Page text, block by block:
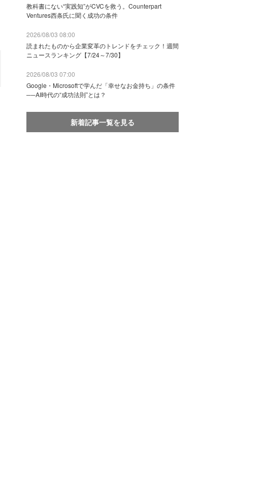
教科書にない“実践知”がCVCを救う。Counterpart
Ventures西条氏に聞く成功の条件
2026/08/03 08:00
読まれたものから企業変革のトレンドをチェック！週間
ニュースランキング【7/24～7/30】
2026/08/03 07:00
Google・Microsoftで学んだ「幸せなお金持ち」の条件
──AI時代の“成功法則”とは？
新着記事一覧を見る